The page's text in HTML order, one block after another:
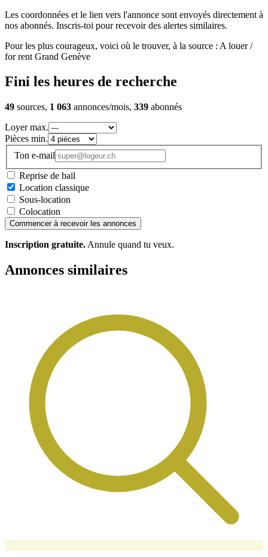
Les coordonnées et le lien vers l'annonce sont envoyés directement à
nos abonnés. Inscris-toi pour recevoir des alertes similaires.
Pour les plus courageux, voici où le trouver, à la source : A louer /
for rent Grand Genève
Fini les heures de recherche
49 sources, 1 063 annonces/mois, 339 abonnés
Loyer max.
Pièces min.
Ton e-mail
Reprise de bail
Location classique
Sous-location
Colocation
Commencer à recevoir les annonces
Inscription gratuite. Annule quand tu veux.
Annonces similaires